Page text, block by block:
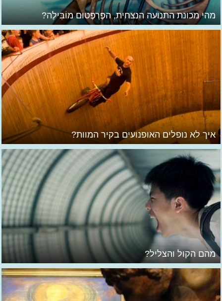
מהי מכונת התנועה הנצחית, הפֶּרְפֶּטוּם מוֹבִּילֶה?
איך לא נופלים האופנועים בקיר המוות?
מהם הקול והצליל?